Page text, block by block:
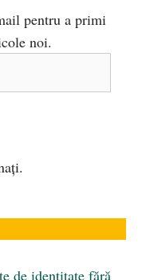
pentru a primi
noi.
de identitate fără